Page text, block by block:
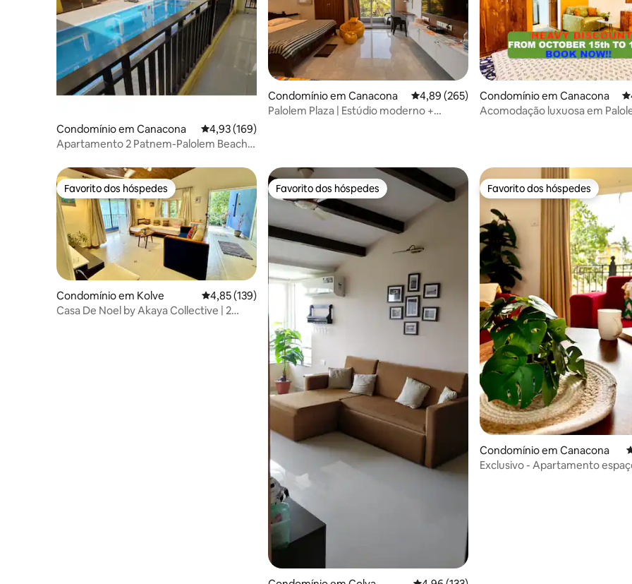
Condomínio em Canacona Classificação média de 4,93 em 5 estrelas, 169avaliações
4,93 (169)
Apartamento 2 Patnem-Palolem Beach
Condomínio em Canacona Classificação média de 4,89 em 5 estrelas,
4,89 (265)
Palolem Plaza | Estúdio moderno +
Condomínio em Canacona
Acomodação luxuosa em
Favorito dos hóspedes
Favorito dos hóspedes
Condomínio em Kolve Classificação média de 4,85 em 5 estrelas, 139avaliações
4,85 (139)
Casa De Noel by Akaya Collective | 2
Favorito dos hóspedes
Favorito dos hóspedes Favorito dos hóspedes
Favorito dos hóspedes
Condomínio em Canacona
Exclusivo - Apartamento